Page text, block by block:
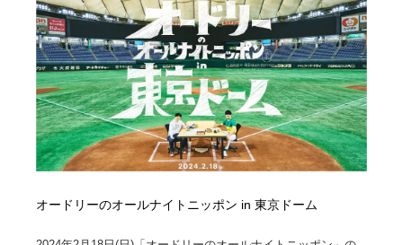
オードリーのオールナイトニッポン in 東京ドーム